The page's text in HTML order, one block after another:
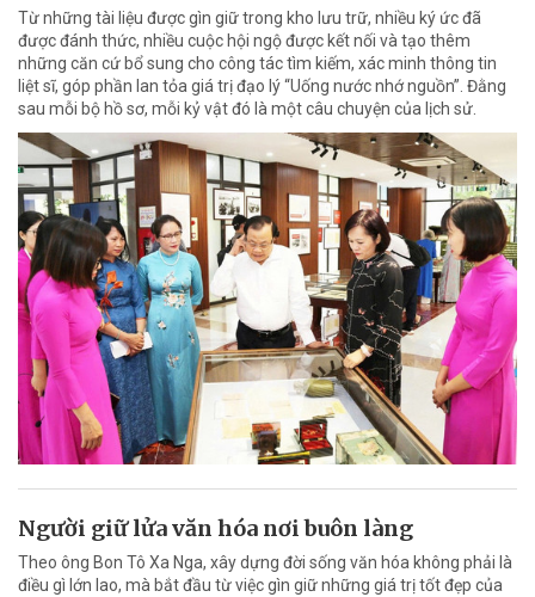
Từ những tài liệu được gìn giữ trong kho lưu trữ, nhiều ký ức đã
được đánh thức, nhiều cuộc hội ngộ được kết nối và tạo thêm
những căn cứ bổ sung cho công tác tìm kiếm, xác minh thông tin
liệt sĩ, góp phần lan tỏa giá trị đạo lý “Uống nước nhớ nguồn”. Đằng
sau mỗi bộ hồ sơ, mỗi kỷ vật đó là một câu chuyện của lịch sử.
Người giữ lửa văn hóa nơi buôn làng
Theo ông Bon Tô Xa Nga, xây dựng đời sống văn hóa không phải là
điều gì lớn lao, mà bắt đầu từ việc gìn giữ những giá trị tốt đẹp của